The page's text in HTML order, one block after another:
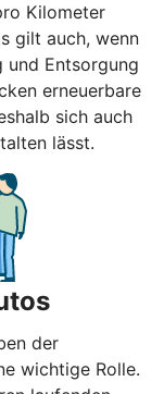
Kilometer
gilt auch, wenn
und Entsorgung
erneuerbare
sich auch
lässt.
der
wichtige Rolle.